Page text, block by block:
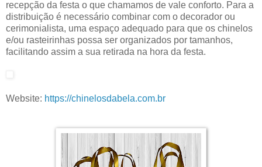
recepção da festa o que chamamos de vale conforto. Para a
distribuição é necessário combinar com o decorador ou
cerimonialista, uma espaço adequado para que os chinelos
e/ou rasteirinhas possa ser organizados por tamanhos,
facilitando assim a sua retirada na hora da festa.
Website: https://chinelosdabela.com.br